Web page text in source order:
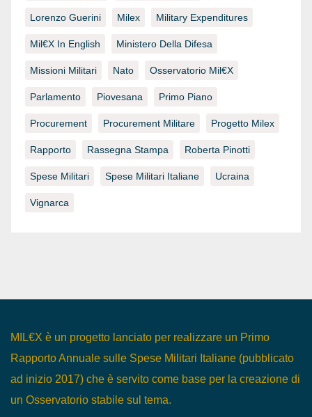
Lorenzo Guerini Milex Military Expenditures
Mil€x In English Ministero Della Difesa
Missioni Militari Nato Osservatorio Mil€x
Parlamento Piovesana Primo Piano
Procurement Procurement Militare Progetto Milex
Rapporto Rassegna Stampa Roberta Pinotti
Spese Militari Spese Militari Italiane Ucraina
Vignarca
MIL€X è un progetto lanciato per realizzare un Primo
Rapporto Annuale sulle Spese Militari Italiane (pubblicato
ad inizio 2017) che è servito come base per la creazione di
un Osservatorio stabile sul tema.